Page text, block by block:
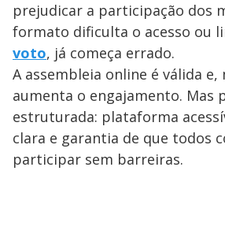
prejudicar a participação dos
formato dificulta o acesso ou
voto, já começa errado.
A assembleia online é válida e,
aumenta o engajamento. Mas
estruturada: plataforma
clara e garantia de que todos
participar sem barreiras.